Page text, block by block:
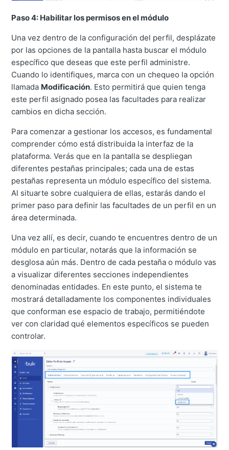
Paso 4: Habilitar los permisos en el módulo
Una vez dentro de la configuración del perfil, desplázate
por las opciones de la pantalla hasta buscar el módulo
específico que deseas que este perfil administre.
Cuando lo identifiques, marca con un chequeo la opción
llamada Modificación. Esto permitirá que quien tenga
este perfil asignado posea las facultades para realizar
cambios en dicha sección.
Para comenzar a gestionar los accesos, es fundamental
comprender cómo está distribuida la interfaz de la
plataforma. Verás que en la pantalla se despliegan
diferentes pestañas principales; cada una de estas
pestañas representa un módulo específico del sistema.
Al situarte sobre cualquiera de ellas, estarás dando el
primer paso para definir las facultades de un perfil en un
área determinada.
Una vez allí, es decir, cuando te encuentres dentro de un
módulo en particular, notarás que la información se
desglosa aún más. Dentro de cada pestaña o módulo vas
a visualizar diferentes secciones independientes
denominadas entidades. En este punto, el sistema te
mostrará detalladamente los componentes individuales
que conforman ese espacio de trabajo, permitiéndote
ver con claridad qué elementos específicos se pueden
controlar.